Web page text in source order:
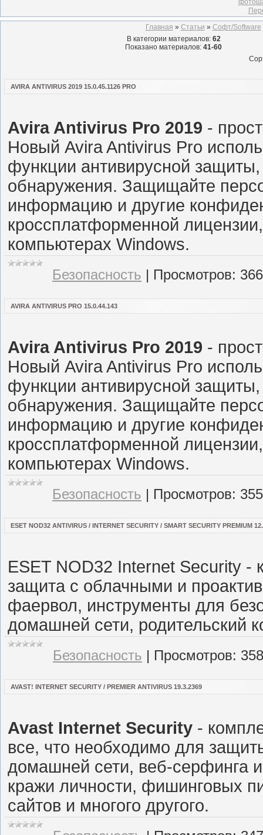
Главная » Статьи » Софт/Software
В категории материалов: 62
Показано материалов: 41-60
AVIRA ANTIVIRUS 2019 15.0.45.1126 PRO
Avira Antivirus Pro 2019 -
Новый Avira Antivirus Pro
функции антивирусной
обнаружения. Защищайте
информацию и другие
кроссплатформенной
компьютерах Windows.
Безопасность | Просмотров: 366
AVIRA ANTIVIRUS PRO 15.0.44.143
Avira Antivirus Pro 2019 -
Новый Avira Antivirus Pro
функции антивирусной
обнаружения. Защищайте
информацию и другие
кроссплатформенной
компьютерах Windows.
Безопасность | Просмотров: 355
ESET NOD32 ANTIVIRUS / INTERNET SECURITY / SMART SECURITY PREMIUM
ESET NOD32 Internet Security -
защита с облачными и
фаервол, инструменты для
домашней сети, родительский
Безопасность | Просмотров: 358
AVAST! INTERNET SECURITY / PREMIER ANTIVIRUS 19.3.2369
Avast Internet Security -
все, что необходимо для
домашней сети, веб-серфинга
кражи личности, фишинговых
сайтов и многого другого.